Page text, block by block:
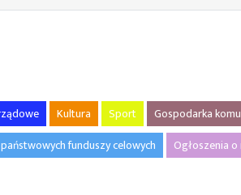
Kultura Sport Gospodarka
funduszy celowych
Ogłoszenia